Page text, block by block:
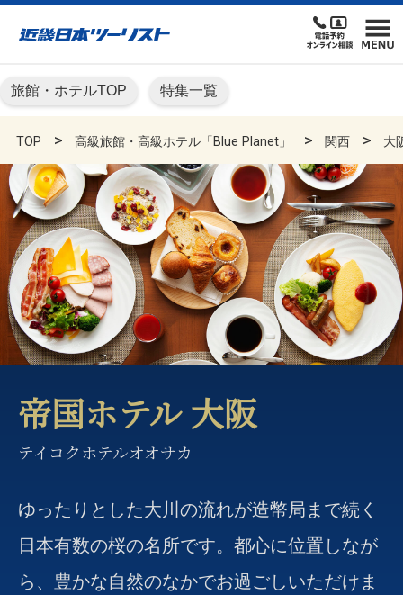
旅館・ホテルTOP 特集一覧
TOP 高級旅館・高級ホテル「Blue Planet」 関西 大
帝国ホテル 大阪
テイコクホテルオオサカ
ゆったりとした大川の流れが造幣局まで続く
日本有数の桜の名所です。都心に位置しなが
ら、豊かな自然のなかでお過ごしいただけま